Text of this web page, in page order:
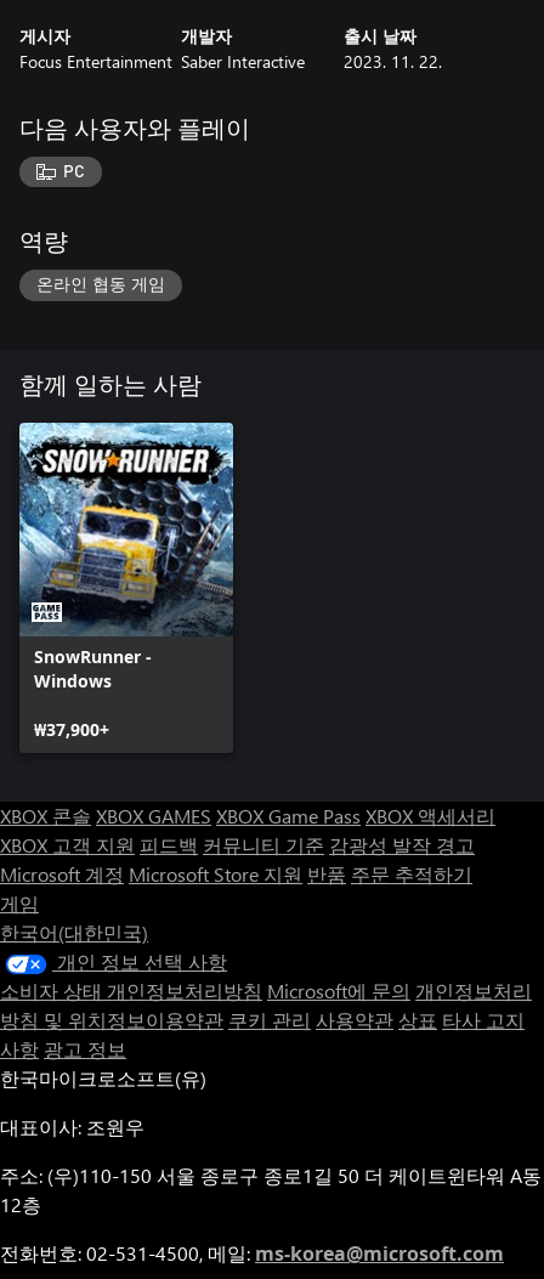
게시자
Focus Entertainment
개발자
Saber Interactive
출시 날짜
2023. 11. 22.
다음 사용자와 플레이
PC
역량
온라인 협동 게임
함께 일하는 사람
SnowRunner -
Windows
₩37,900+
XBOX 콘솔 XBOX GAMES XBOX Game Pass XBOX 액세서리
XBOX 고객 지원 피드백 커뮤니티 기준 감광성 발작 경고
Microsoft 계정 Microsoft Store 지원 반품 주문 추적하기
게임
한국어(대한민국)
개인 정보 선택 사항
소비자 상태 개인정보처리방침 Microsoft에 문의 개인정보처리
방침 및 위치정보이용약관 쿠키 관리 사용약관 상표 타사 고지
사항 광고 정보
한국마이크로소프트(유)
대표이사: 조원우
주소: (우)110-150 서울 종로구 종로1길 50 더 케이트윈타워 A동
12층
전화번호: 02-531-4500, 메일: ms-korea@microsoft.com